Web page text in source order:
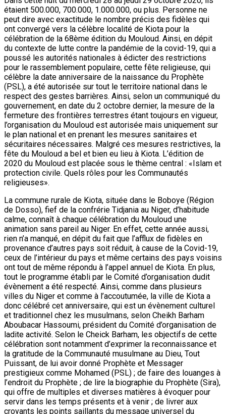
étaient 500.000, 700.000, 1.000.000, ou plus. Personne ne
peut dire avec exactitude le nombre précis des fidèles qui
ont convergé vers la célèbre localité de Kiota pour la
célébration de la 68ème édition du Mouloud. Ainsi, en dépit
du contexte de lutte contre la pandémie de la covid-19, qui a
poussé les autorités nationales à édicter des restrictions
pour le rassemblement populaire, cette fête religieuse, qui
célèbre la date anniversaire de la naissance du Prophète
(PSL), a été autorisée sur tout le territoire national dans le
respect des gestes barrières. Ainsi, selon un communiqué du
gouvernement, en date du 2 octobre dernier, la mesure de la
fermeture des frontières terrestres étant toujours en vigueur,
l’organisation du Mouloud est autorisée mais uniquement sur
le plan national et en prenant les mesures sanitaires et
sécuritaires nécessaires. Malgré ces mesures restrictives, la
fête du Mouloud a bel et bien eu lieu à Kiota. L’édition de
2020 du Mouloud est placée sous le thème central : «Islam et
protection civile. Quels rôles pour les Communautés
religieuses».
La commune rurale de Kiota, située dans le Boboye (Région
de Dosso), fief de la confrérie Tidjania au Niger, d’habitude
calme, connaît à chaque célébration du Mouloud une
animation sans pareil au Niger. En effet, cette année aussi,
rien n’a manqué, en dépit du fait que l’afflux de fidèles en
provenance d’autres pays soit réduit, à cause de la Covid-19,
ceux de l’intérieur du pays et même certains des pays voisins
ont tout de même répondu à l’appel annuel de Kiota. En plus,
tout le programme établi par le Comité d’organisation dudit
évènement a été respecté. Ainsi, comme dans plusieurs
villes du Niger et comme à l’accoutumée, la ville de Kiota a
donc célébré cet anniversaire, qui est un évènement culturel
et traditionnel chez les musulmans, selon Cheikh Barham
Aboubacar Hassoumi, président du Comité d’organisation de
ladite activité. Selon le Cheick Barham, les objectifs de cette
célébration sont notamment d’exprimer la reconnaissance et
la gratitude de la Communauté musulmane au Dieu, Tout
Puissant, de lui avoir donné Prophète et Messager
prestigieux comme Mohamed (PSL) ; de faire des louanges à
l’endroit du Prophète ; de lire la biographie du Prophète (Sira),
qui offre de multiples et diverses matières à évoquer pour
servir dans les temps présents et à venir ; de livrer aux
croyants les points saillants du message universel du